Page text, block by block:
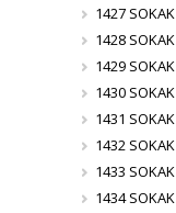
1427 SOKAK
1428 SOKAK
1429 SOKAK
1430 SOKAK
1431 SOKAK
1432 SOKAK
1433 SOKAK
1434 SOKAK